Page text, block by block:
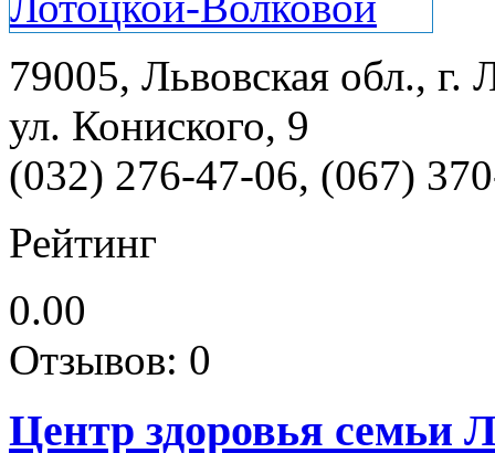
79005, Львовская обл., г.
ул. Кониского, 9
(032) 276-47-06, (067)
Рейтинг
0.00
Отзывов: 0
Центр здоровья семьи